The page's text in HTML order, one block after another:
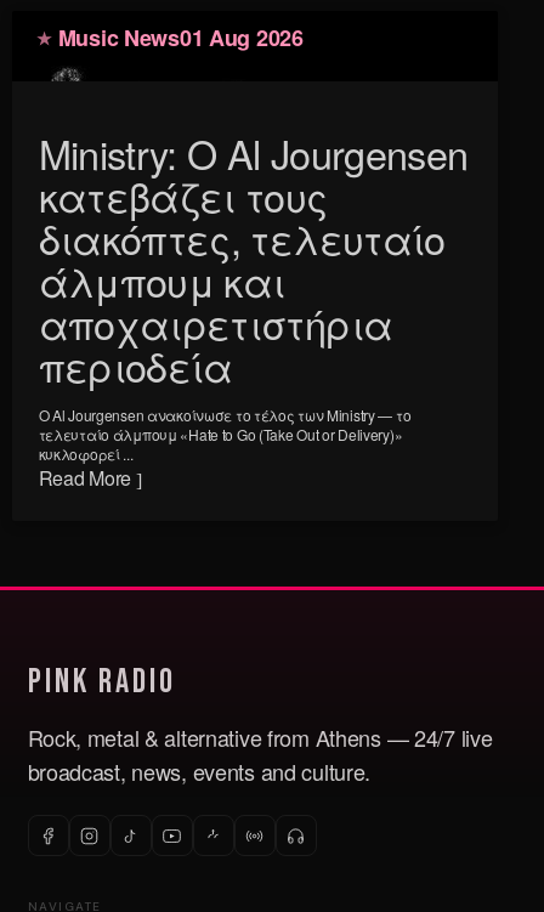
Music News01 Aug 2026
Ministry: Ο Al Jourgensen
κατεβάζει τους
διακόπτες, τελευταίο
άλμπουμ και
αποχαιρετιστήρια
περιοδεία
Ο Al Jourgensen ανακοίνωσε το τέλος των Ministry — το
τελευταίο άλμπουμ «Hate to Go (Take Out or Delivery)»
κυκλοφορεί ...
Read More
Pink Radio
Rock, metal & alternative from Athens — 24/7 live
broadcast, news, events and culture.
NAVIGATE